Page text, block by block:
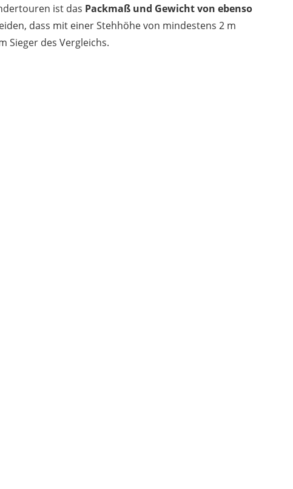
ist das Packmaß und Gewicht von ebenso
dass mit einer Stehhöhe von mindestens 2 m
Sieger des Vergleichs.